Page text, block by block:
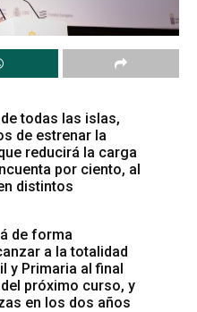
todas las islas,
de estrenar la
reducirá la carga
por ciento, al
distintos
de forma
a la totalidad
y Primaria al final
próximo curso, y
en los dos años